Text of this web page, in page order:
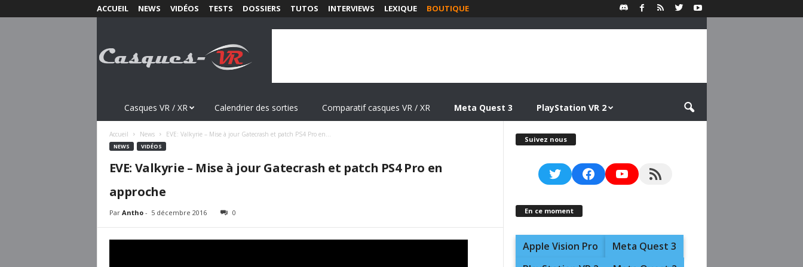
ACCUEIL NEWS VIDÉOS TESTS DOSSIERS TUTOS INTERVIEWS LEXIQUE BOUTIQUE
s
Casques VR / XR Calendrier des sorties Comparatif casques VR / XR Meta Quest 3 PlayStation VR 2
Accueil News EVE: Valkyrie – Mise à jour Gatecrash et patch PS4 Pro en...
NEWS VIDÉOS
EVE: Valkyrie – Mise à jour Gatecrash et patch PS4 Pro en
approche
Par Antho- 5 décembre 2016 0
Suivez nous
TwitterFacebookYouTubeRSS Feed
En ce moment
Apple Vision Pro
Meta Quest 3